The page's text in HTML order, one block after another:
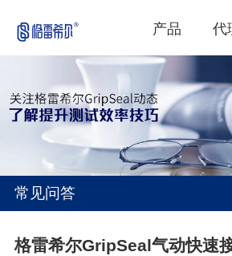
产品 代
常见问答
格雷希尔GripSeal气动快速